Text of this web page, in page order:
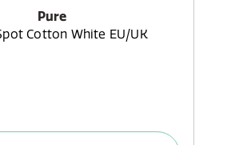
Pure
Cotton White EU/UK